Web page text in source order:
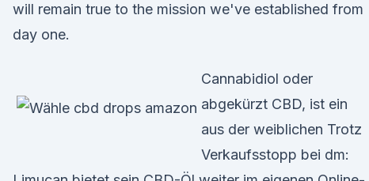
will remain true to the mission we've established from
day one.
Cannabidiol oder
abgekürzt CBD, ist ein
aus der weiblichen Trotz
Verkaufsstopp bei dm: